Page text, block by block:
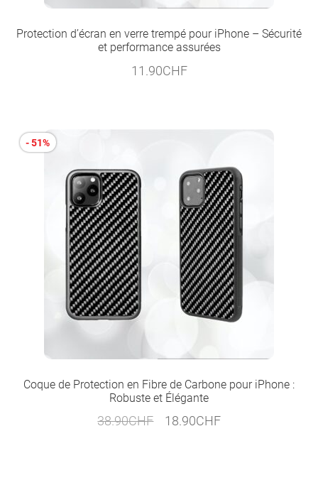
Protection d’écran en verre trempé pour iPhone – Sécurité
et performance assurées
11.90CHF
Coque de Protection en Fibre de Carbone pour iPhone :
Robuste et Élégante
- 51%
38.90CHF
Le18.90CHFLe